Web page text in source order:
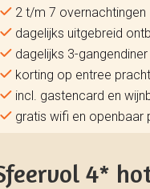
2 t/m 7 overnachtingen
dagelijks uitgebreid
dagelijks 3-
korting op entree
incl. gastencard en
gratis wifi en openbaar
Sfeervol 4*